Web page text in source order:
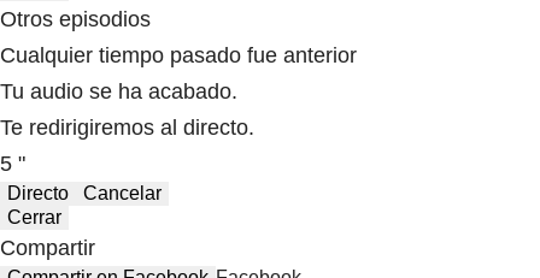
Otros episodios
Cualquier tiempo pasado fue anterior
Tu audio se ha acabado.
Te redirigiremos al directo.
5 "
Directo
Cancelar
Cerrar
Compartir